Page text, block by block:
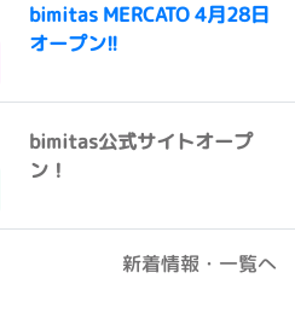
bimitas MERCATO 4月28日
オープン!!
bimitas公式サイトオープ
ン！
新着情報・一覧へ